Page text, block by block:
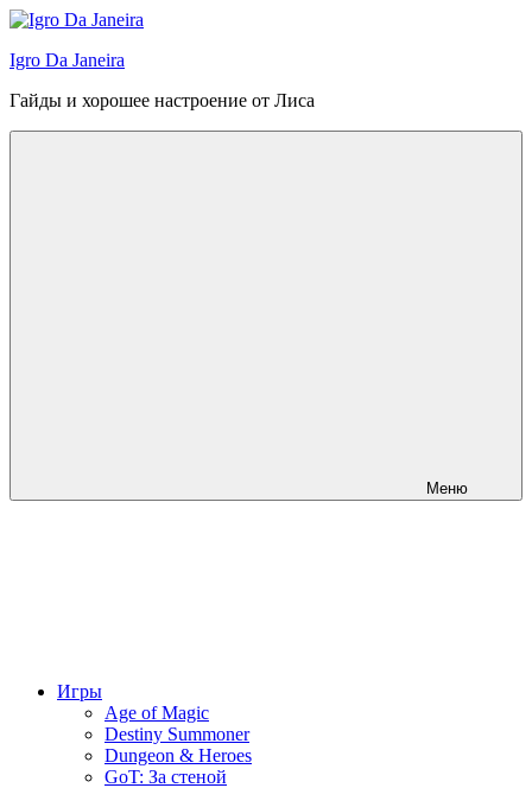
Перейти
содержимому
Igro Da Janeira
Гайды и хорошее настроение от Лиса
Меню
Игры
Age of Magic
Destiny Summoner
Dungeon & Heroes
GoT: За стеной